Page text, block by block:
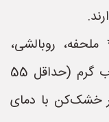
روبالشی،
حوله و لباس‌ها را به طور مرتب با آب گرم (حداقل 55
خشک‌کن با دمای